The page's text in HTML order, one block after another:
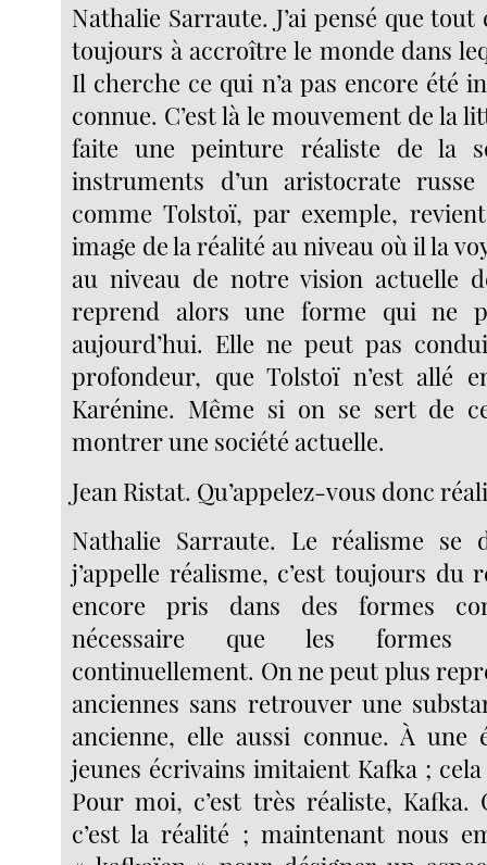
Nathalie Sarraute. J’ai pensé que
toujours à accroître le monde dans
Il cherche ce qui n’a pas encore été
connue. C’est là le mouvement de la
faite une peinture réaliste de la
instruments d’un aristocrate
comme Tolstoï, par exemple,
image de la réalité au niveau où il la
au niveau de notre vision actuelle
reprend alors une forme qui ne
aujourd’hui. Elle ne peut pas
profondeur, que Tolstoï n’est allé
Karénine. Même si on se sert de
montrer une société actuelle.
Jean Ristat. Qu’appelez-vous donc
Nathalie Sarraute. Le réalisme se
j’appelle réalisme, c’est toujours du
encore pris dans des formes
nécessaire que les formes
continuellement. On ne peut plus
anciennes sans retrouver une
ancienne, elle aussi connue. À une
jeunes écrivains imitaient Kafka ;
Pour moi, c’est très réaliste, Kafka.
c’est la réalité ; maintenant nous